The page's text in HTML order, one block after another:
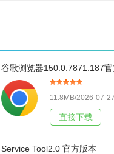
11.8MB/2026-07-
直接下载
Service Tool2.0 官方版本